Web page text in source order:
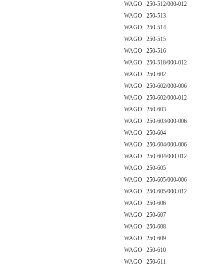
WAGO 250-512/000-012
WAGO 250-513
WAGO 250-514
WAGO 250-515
WAGO 250-516
WAGO 250-518/000-012
WAGO 250-602
WAGO 250-602/000-006
WAGO 250-602/000-012
WAGO 250-603
WAGO 250-603/000-006
WAGO 250-604
WAGO 250-604/000-006
WAGO 250-604/000-012
WAGO 250-605
WAGO 250-605/000-006
WAGO 250-605/000-012
WAGO 250-606
WAGO 250-607
WAGO 250-608
WAGO 250-609
WAGO 250-610
WAGO 250-611